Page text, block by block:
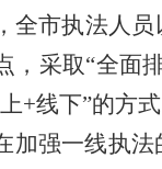
全市执法人员
， 采取“全面
+线下”的方
加强一线执法